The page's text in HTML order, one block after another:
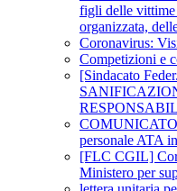
figli delle vittime
organizzata,
Coronavirus:
Competizioni e
[Sindacato
personale ATA
[FLC CGIL]
Ministero per